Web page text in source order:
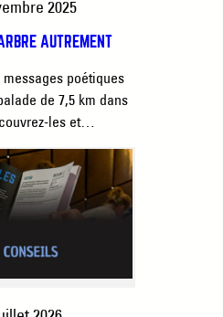
2025
AUTREMENT
poétiques
de 7,5 km dans
les et…